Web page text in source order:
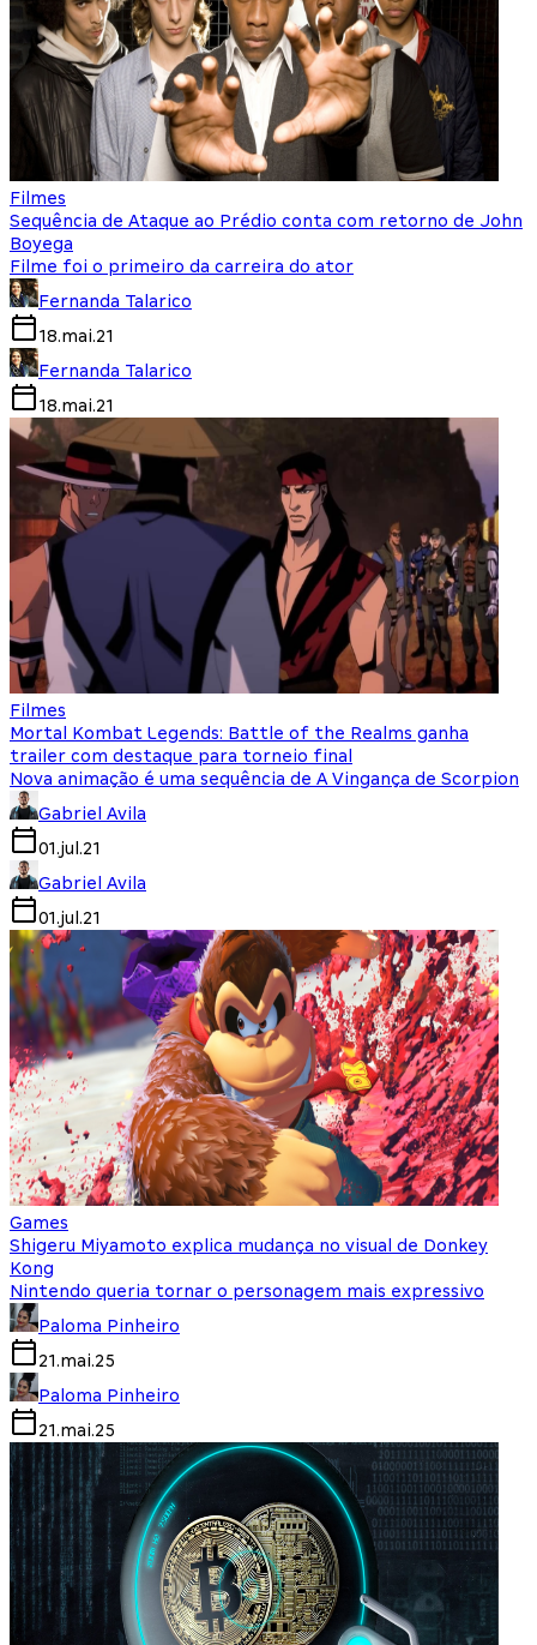
Filmes
Sequência de Ataque ao Prédio conta com retorno de John
Boyega
Filme foi o primeiro da carreira do ator
Fernanda Talarico
18.mai.21
Fernanda Talarico
18.mai.21
Filmes
Mortal Kombat Legends: Battle of the Realms ganha
trailer com destaque para torneio final
Nova animação é uma sequência de A Vingança de Scorpion
Gabriel Avila
01.jul.21
Gabriel Avila
01.jul.21
Games
Shigeru Miyamoto explica mudança no visual de Donkey
Kong
Nintendo queria tornar o personagem mais expressivo
Paloma Pinheiro
21.mai.25
Paloma Pinheiro
21.mai.25